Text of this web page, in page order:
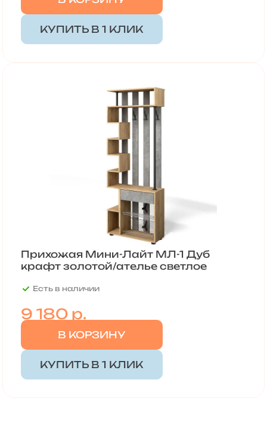
КУПИТЬ В 1 КЛИК
Прихожая Мини-Лайт МЛ-1 Дуб
крафт золотой/ателье светлое
Есть в наличии
9 180 р.
В КОРЗИНУ
КУПИТЬ В 1 КЛИК